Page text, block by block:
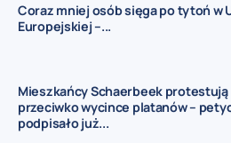
Coraz mniej osób sięga po tytoń w
Europejskiej –...
Mieszkańcy Schaerbeek protestują
przeciwko wycince platanów –
podpisało już...